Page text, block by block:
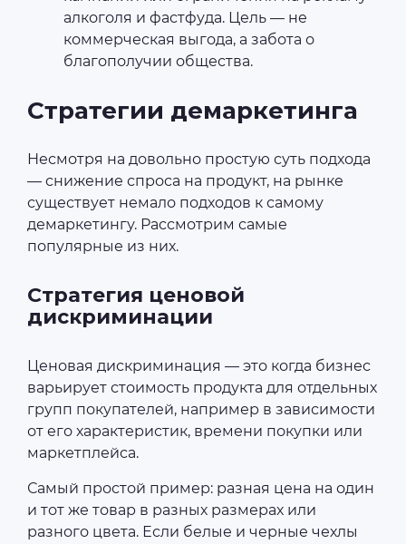
алкоголя и фастфуда. Цель — не
коммерческая выгода, а забота о
благополучии общества.
Стратегии демаркетинга
Несмотря на довольно простую суть подхода
— снижение спроса на продукт, на рынке
существует немало подходов к самому
демаркетингу. Рассмотрим самые
популярные из них.
Стратегия ценовой
дискриминации
Ценовая дискриминация — это когда бизнес
варьирует стоимость продукта для отдельных
групп покупателей, например в зависимости
от его характеристик, времени покупки или
маркетплейса.
Самый простой пример: разная цена на один
и тот же товар в разных размерах или
разного цвета. Если белые и черные чехлы